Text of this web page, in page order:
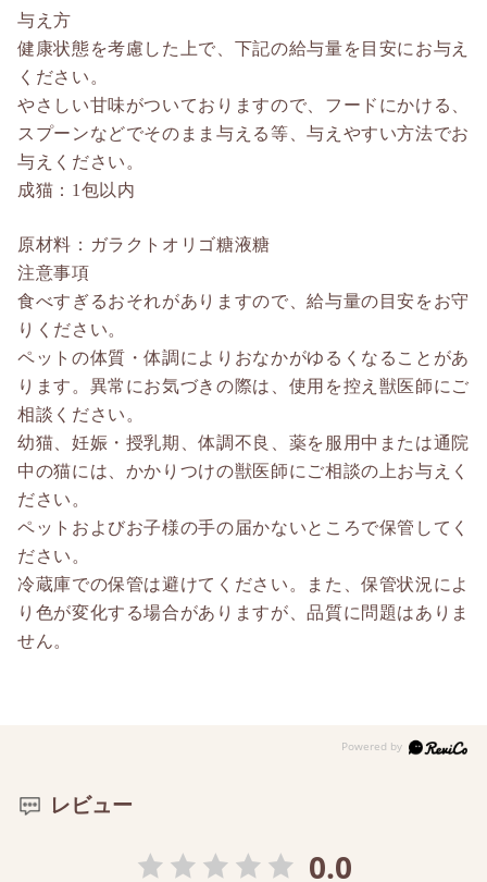
与え方
健康状態を考慮した上で、下記の給与量を目安にお与え
ください。
やさしい甘味がついておりますので、フードにかける、
スプーンなどでそのまま与える等、与えやすい方法でお
与えください。
成猫：1包以内
原材料：ガラクトオリゴ糖液糖
注意事項
食べすぎるおそれがありますので、給与量の目安をお守
りください。
ペットの体質・体調によりおなかがゆるくなることがあ
ります。異常にお気づきの際は、使用を控え獣医師にご
相談ください。
幼猫、妊娠・授乳期、体調不良、薬を服用中または通院
中の猫には、かかりつけの獣医師にご相談の上お与えく
ださい。
ペットおよびお子様の手の届かないところで保管してく
ださい。
冷蔵庫での保管は避けてください。また、保管状況によ
り色が変化する場合がありますが、品質に問題はありま
せん。
レビュー
0.0